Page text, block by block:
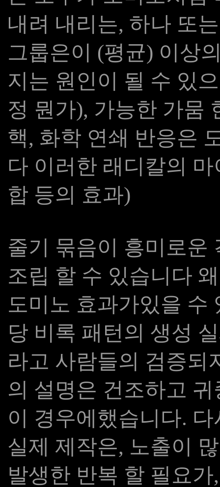
내려 내리는, 하나 또
그룹은이 (평균) 이상
지는 원인이 될 수 있
정 뭔가), 가능한 가뭄
핵, 화학 연쇄 반응은
다 이러한 래디칼의
합 등의 효과)
줄기 묶음이 흥미로운
조립 할 수 있습니다
도미노 효과가있을 수
당 비록 패턴의 생성
라고 사람들의 검증되
의 설명은 건조하고
이 경우에했습니다.
실제 제작은, 노출이
발생한 반복 할 필요